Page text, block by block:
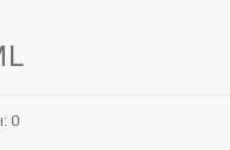
0